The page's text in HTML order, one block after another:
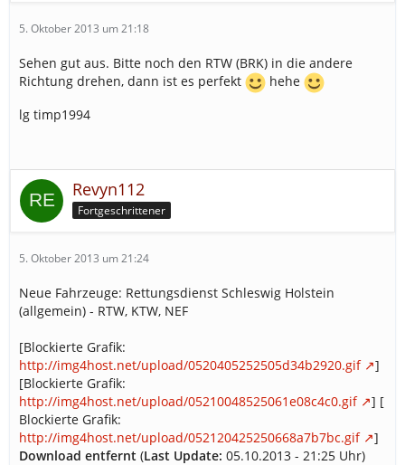
5. Oktober 2013 um 21:18
Sehen gut aus. Bitte noch den RTW (BRK) in die andere
Richtung drehen, dann ist es perfekt
hehe
lg timp1994
Revyn112
Fortgeschrittener
5. Oktober 2013 um 21:24
Neue Fahrzeuge: Rettungsdienst Schleswig Holstein
(allgemein) - RTW, KTW, NEF
[Blockierte Grafik:
http://img4host.net/upload/0520405252505d34b2920.gif
]
[Blockierte Grafik:
http://img4host.net/upload/05210048525061e08c4c0.gif
] [
Blockierte Grafik:
http://img4host.net/upload/052120425250668a7b7bc.gif
]
Download entfernt (Last Update: 05.10.2013 - 21:25 Uhr)